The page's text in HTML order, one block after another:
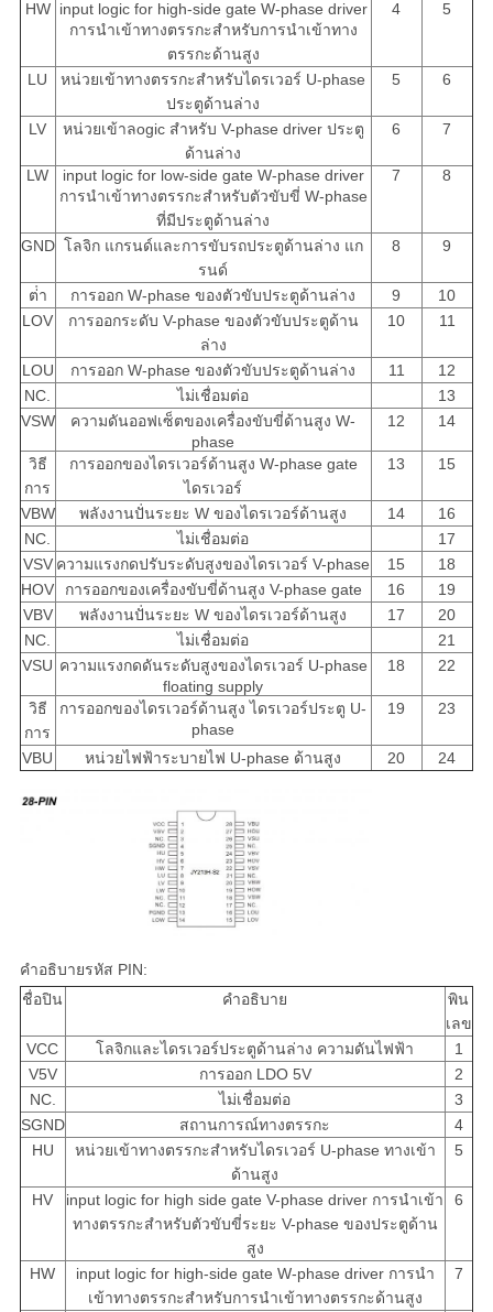
HW input logic for high-side gate W-phase driver
การนําเข้าทางตรรกะสําหรับการนําเข้าทาง
ตรรกะด้านสูง
4 5
LU
หน่วยเข้าทางตรรกะสําหรับไดรเวอร์ U-phase
ประตูด้านล่าง
5 6
LV
หน่วยเข้าลogic สําหรับ V-phase driver ประตู
ด้านล่าง
6 7
LW
input logic for low-side gate W-phase driver
การนําเข้าทางตรรกะสําหรับตัวขับขี่ W-phase
ที่มีประตูด้านล่าง
7 8
GND โลจิก แกรนด์และการขับรถประตูด้านล่าง แก
รนด์
8 9
ต่ํา การออก W-phase ของตัวขับประตูด้านล่าง 9
10
LOV
การออกระดับ V-phase ของตัวขับประตูด้าน
ล่าง
10 11
LOU การออก W-phase ของตัวขับประตูด้านล่าง 11
12
NC.
ไม่เชื่อมต่อ
13
VSW
ความดันออฟเซ็ตของเครื่องขับขี่ด้านสูง W-
phase
12 14
วิธี
การ
การออกของไดรเวอร์ด้านสูง W-phase gate
ไดรเวอร์
13 15
VBW พลังงานปั่นระยะ W ของไดรเวอร์ด้านสูง 14
16
NC.
ไม่เชื่อมต่อ
17
VSV ความแรงกดปรับระดับสูงของไดรเวอร์ V-phase 15
18
HOV
การออกของเครื่องขับขี่ด้านสูง V-phase gate 16
19
VBV
พลังงานปั่นระยะ W ของไดรเวอร์ด้านสูง 17
20
NC.
ไม่เชื่อมต่อ
21
VSU ความแรงกดดันระดับสูงของไดรเวอร์ U-phase
floating supply
18 22
วิธี
การ
การออกของไดรเวอร์ด้านสูง ไดรเวอร์ประตู U-
phase
19 23
VBU หน่วยไฟฟ้าระบายไฟ U-phase ด้านสูง 20 24
คําอธิบายรหัส PIN:
ชื่อปิน
คําอธิบาย
พิน
เลข
VCC
โลจิกและไดรเวอร์ประตูด้านล่าง ความดันไฟฟ้า
1
V5V
การออก LDO 5V
2
NC.
ไม่เชื่อมต่อ
3
SGND
สถานการณ์ทางตรรกะ
4
HU
หน่วยเข้าทางตรรกะสําหรับไดรเวอร์ U-phase ทางเข้า
ด้านสูง
5
HV
input logic for high side gate V-phase driver การนําเข้า
ทางตรรกะสําหรับตัวขับขี่ระยะ V-phase ของประตูด้าน
สูง
6
HW
input logic for high-side gate W-phase driver การนํา
เข้าทางตรรกะสําหรับการนําเข้าทางตรรกะด้านสูง
7